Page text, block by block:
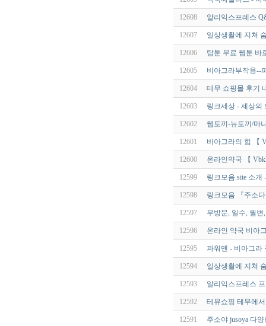
12608 알리익스프레스
12607 일상생활에 지쳐
12606 탑툰 무료 웹툰 바
12605 비아그라부작용--
12604 테무 쇼핑몰 후기
12603 링크세상 - 세상의
12602 웹토끼-뉴토끼/마
12601 비아그라의 힘 【
12600 온라인약국 【
12599 링크모음.site 소
12598 링크모음 『주소
12597 무방문, 일수, 월
12596 온라인 약국 비아
12595 파워맨 - 비아그라
12594 일상생활에 지쳐
12593 알리익스프레스
12592 테뮤쇼핑 테무에
12591 주소야 jusoya 다